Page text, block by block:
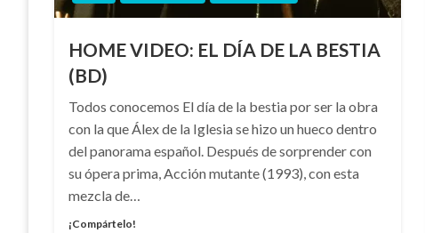
HOME VIDEO: EL DÍA DE LA BESTIA
(BD)
Todos conocemos El día de la bestia por ser la obra
con la que Álex de la Iglesia se hizo un hueco dentro
del panorama español. Después de sorprender con
su ópera prima, Acción mutante (1993), con esta
mezcla de…
¡Compártelo!